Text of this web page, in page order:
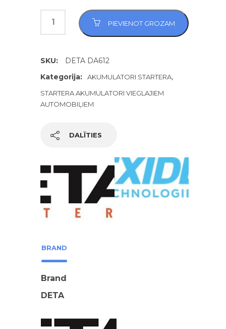
PIEVIENOT GROZAM
SKU:
DETA DA612
Kategorija:
AKUMULATORI STARTERA,
STARTERA AKUMULATORI VIEGLAJIEM
AUTOMOBIĻIEM
DALĪTIES
BRAND
Brand
DETA